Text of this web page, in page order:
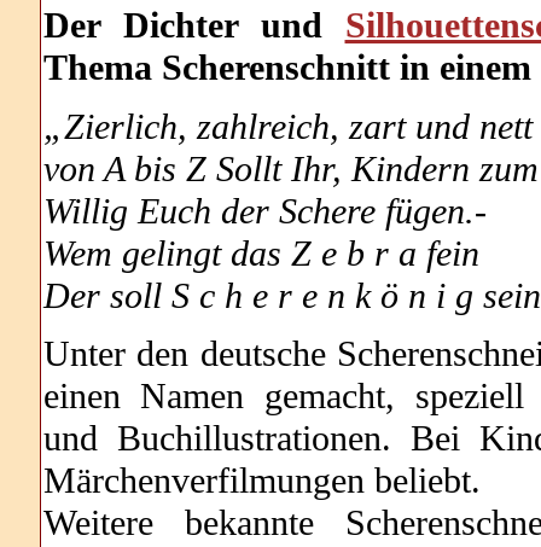
Der Dichter und
Thema Scherenschnitt in
„Zierlich, zahlreich, zart und nett
von A bis Z Sollt Ihr, Kindern
Willig Euch der Schere fügen.-
Wem gelingt das Z e b r a fein
Der soll S c h e r e n k ö n i g
Unter den deutsche
einen Namen gemacht,
und Buchillustrationen. Bei
Märchenverfilmungen beliebt.
Weitere bekannte